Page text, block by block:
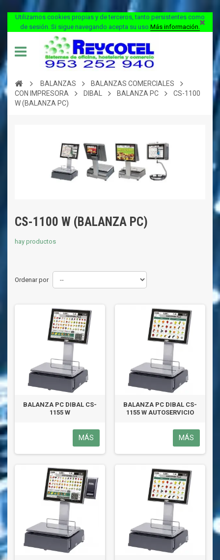
Utilizamos cookies propias y de terceros, tanto persistentes como
de sesión. Si sigue navegando acepta su uso.Más información.
BALANZAS
BALANZAS COMERCIALES
CON IMPRESORA
DIBAL BALANZA PC
CS-1100
W (BALANZA PC)
CS-1100 W (BALANZA PC)
hay productos
Ordenar por
BALANZA PC DIBAL CS-
1155 W
MÁS
BALANZA PC DIBAL CS-
1155 W AUTOSERVICIO
MÁS